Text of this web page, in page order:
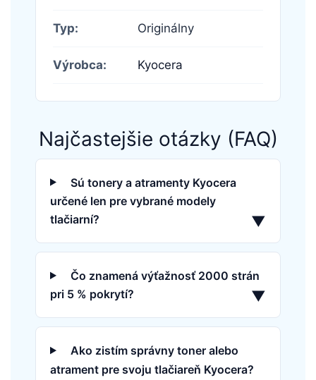
Typ: Originálny
Výrobca: Kyocera
Najčastejšie otázky (FAQ)
Sú tonery a atramenty Kyocera
určené len pre vybrané modely
tlačiarní?
▼
Čo znamená výťažnosť 2000 strán
pri 5 % pokrytí?
▼
Ako zistím správny toner alebo
atrament pre svoju tlačiareň Kyocera?